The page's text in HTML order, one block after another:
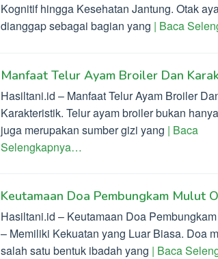
Kognitif hingga Kesehatan Jantung. Otak
dianggap sebagai bagian yang | Baca
Manfaat Telur Ayam Broiler Dan
Hasiltani.id – Manfaat Telur Ayam Broiler
Karakteristik. Telur ayam broiler bukan
juga merupakan sumber gizi yang | Baca
Selengkapnya…
Keutamaan Doa Pembungkam Mulut
Hasiltani.id – Keutamaan Doa
– Memiliki Kekuatan yang Luar Biasa. Doa
salah satu bentuk ibadah yang | Baca